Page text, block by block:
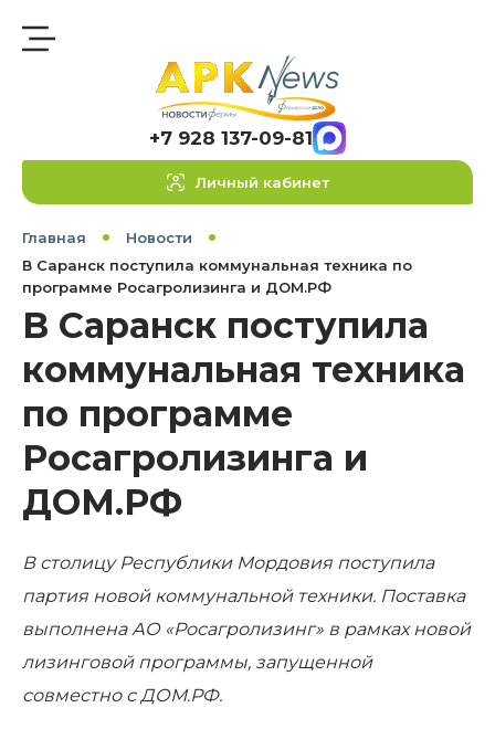
+7 928 137-09-81
Личный кабинет
Главная
Новости
В Саранск поступила коммунальная техника по
программе Росагролизинга и ДОМ.РФ
В Саранск поступила
коммунальная техника
по программе
Росагролизинга и
ДОМ.РФ
В столицу Республики Мордовия поступила
партия новой коммунальной техники. Поставка
выполнена АО «Росагролизинг» в рамках новой
лизинговой программы, запущенной
совместно с ДОМ.РФ.